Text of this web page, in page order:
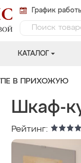
График
КАТАЛОГ
В ПРИХОЖУЮ
Шкаф-
Рейтинг: